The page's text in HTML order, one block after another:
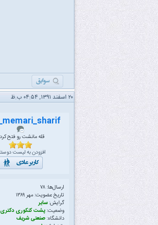
۲۰ اسفند ۱۳۹۱, ۰۴:۵۴ ب.ظ
قله مانشت رو فتح
افزودن به لیست
ارسال‌ها: ۷۸
تاریخ عضویت: مهر ۱۳۸۹
گرایش:سایر
وضعیت:پشت کنکوری دکتری
دانشگاه:صنعتی شریف